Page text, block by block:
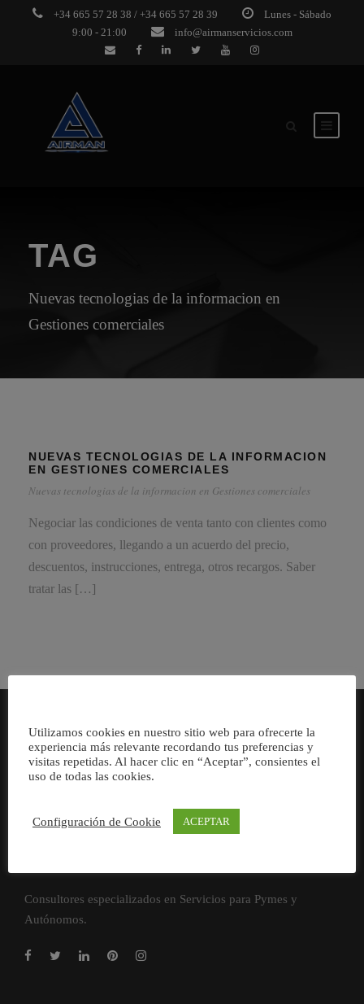
+34 665 57 28 38 / +34 665 57 28 39
Lunes - Sábado
9:00 - 21:00
info@airmanservicios.com
TAG
Nuevas tecnologias de la informacion en
Gestiones comerciales
NUEVAS TECNOLOGIAS DE LA INFORMACION
EN GESTIONES COMERCIALES
Nuevas tecnologias de la informacion en Gestiones comerciales
Negociar las condiciones de venta tanto con clientes como
con proveedores, llegando a un acuerdo del precio,
descuentos, instrucciones, entrega, otros recargos. Saber
tratar las […]
Consultores especializados en Servicios para Pymes y
Autónomos.
Utilizamos cookies en nuestro sitio web para ofrecerte la
experiencia más relevante recordando tus preferencias y
visitas repetidas. Al hacer clic en “Aceptar”, consientes el
uso de todas las cookies.
Configuración de Cookie ACEPTAR